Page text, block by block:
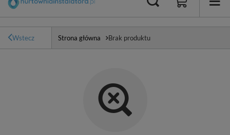
Wstecz Strona główna Brak produktu